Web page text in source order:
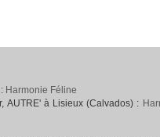
Harmonie Féline
AUTRE' à Lisieux (Calvados) :